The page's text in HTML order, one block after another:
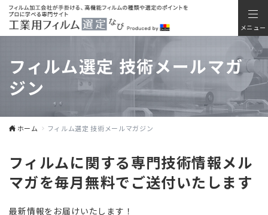
メニュー
フィルム選定 技術メールマガ
ジン
ホーム フィルム選定 技術メールマガジン
フィルムに関する専門技術情報メル
マガを毎月無料でご送付いたします
最新情報をお届けいたします！